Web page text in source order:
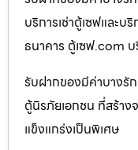
บริการเช่าตู้เซฟและบ
ธนาคาร ตู้เซฟ.com
รับฝากของมีค่าบางรั
ตู้นิรภัยเอกชน ที่สร้าง
แข็งแกร่งเป็นพิเศษ